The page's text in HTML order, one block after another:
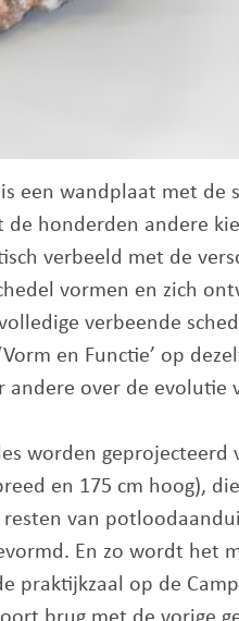
een wandplaat met de
honderden andere
verbeeld met de
vormen en zich
verbeende
en Functie’ op
andere over de evolutie
worden geprojecteerd
en 175 cm hoog),
van
En zo wordt het
op de